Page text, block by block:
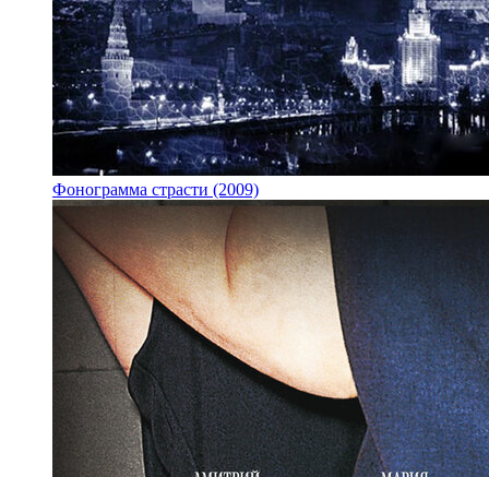
Фонограмма страсти (2009)